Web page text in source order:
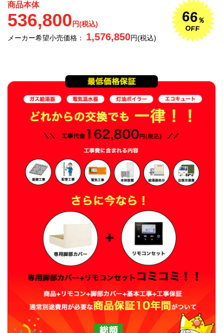
商品本体
536,800 円(税込)
メーカー希望小売価格： 1,576,850円(税込)
66％
OFF